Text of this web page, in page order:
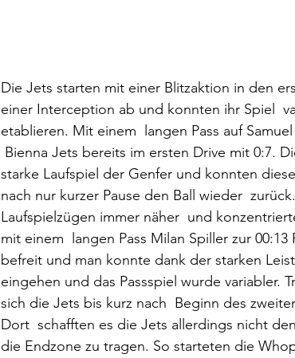
Die Jets starten mit einer Blitzaktion in den
einer Interception ab und konnten ihr Spiel
etablieren. Mit einem  langen Pass auf
Bienna Jets bereits im ersten Drive mit 0:7.
starke Laufspiel der Genfer und konnten
nach nur kurzer Pause den Ball wieder
Laufspielzügen immer näher  und
mit einem  langen Pass Milan Spiller zur
befreit und man konnte dank der starken
eingehen und das Passspiel wurde variabler.
sich die Jets bis kurz nach  Beginn des
Dort  schafften es die Jets allerdings nicht
die Endzone zu tragen. So starteten die